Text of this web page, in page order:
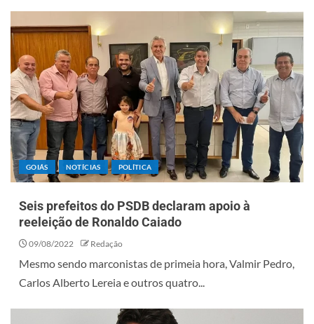
GOIÁS NOTÍCIAS POLÍTICA
Seis prefeitos do PSDB declaram apoio à
reeleição de Ronaldo Caiado
09/08/2022 Redação
Mesmo sendo marconistas de primeia hora, Valmir Pedro,
Carlos Alberto Lereia e outros quatro...